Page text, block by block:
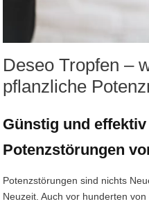
Deseo Tropfen –
pflanzliche
Günstig und
Potenzstörungen
Potenzstörungen sind nichts
Neuzeit. Auch vor hunderten